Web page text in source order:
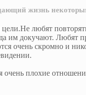
жизнь
любят
им докучают. Любят
очень скромно и
очень плохие